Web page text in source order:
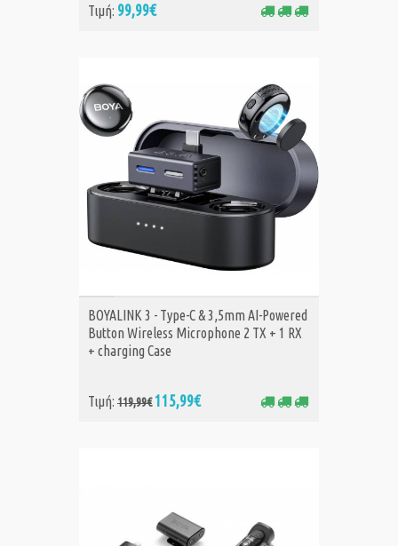
Τιμή: 99,99€
ΑΓΟΡΑ
BOYALINK 3 - Type-C & 3,5mm AI-Powered
Button Wireless Microphone 2 TX + 1 RX
+ charging Case
Τιμή: 119,99€ 115,99€